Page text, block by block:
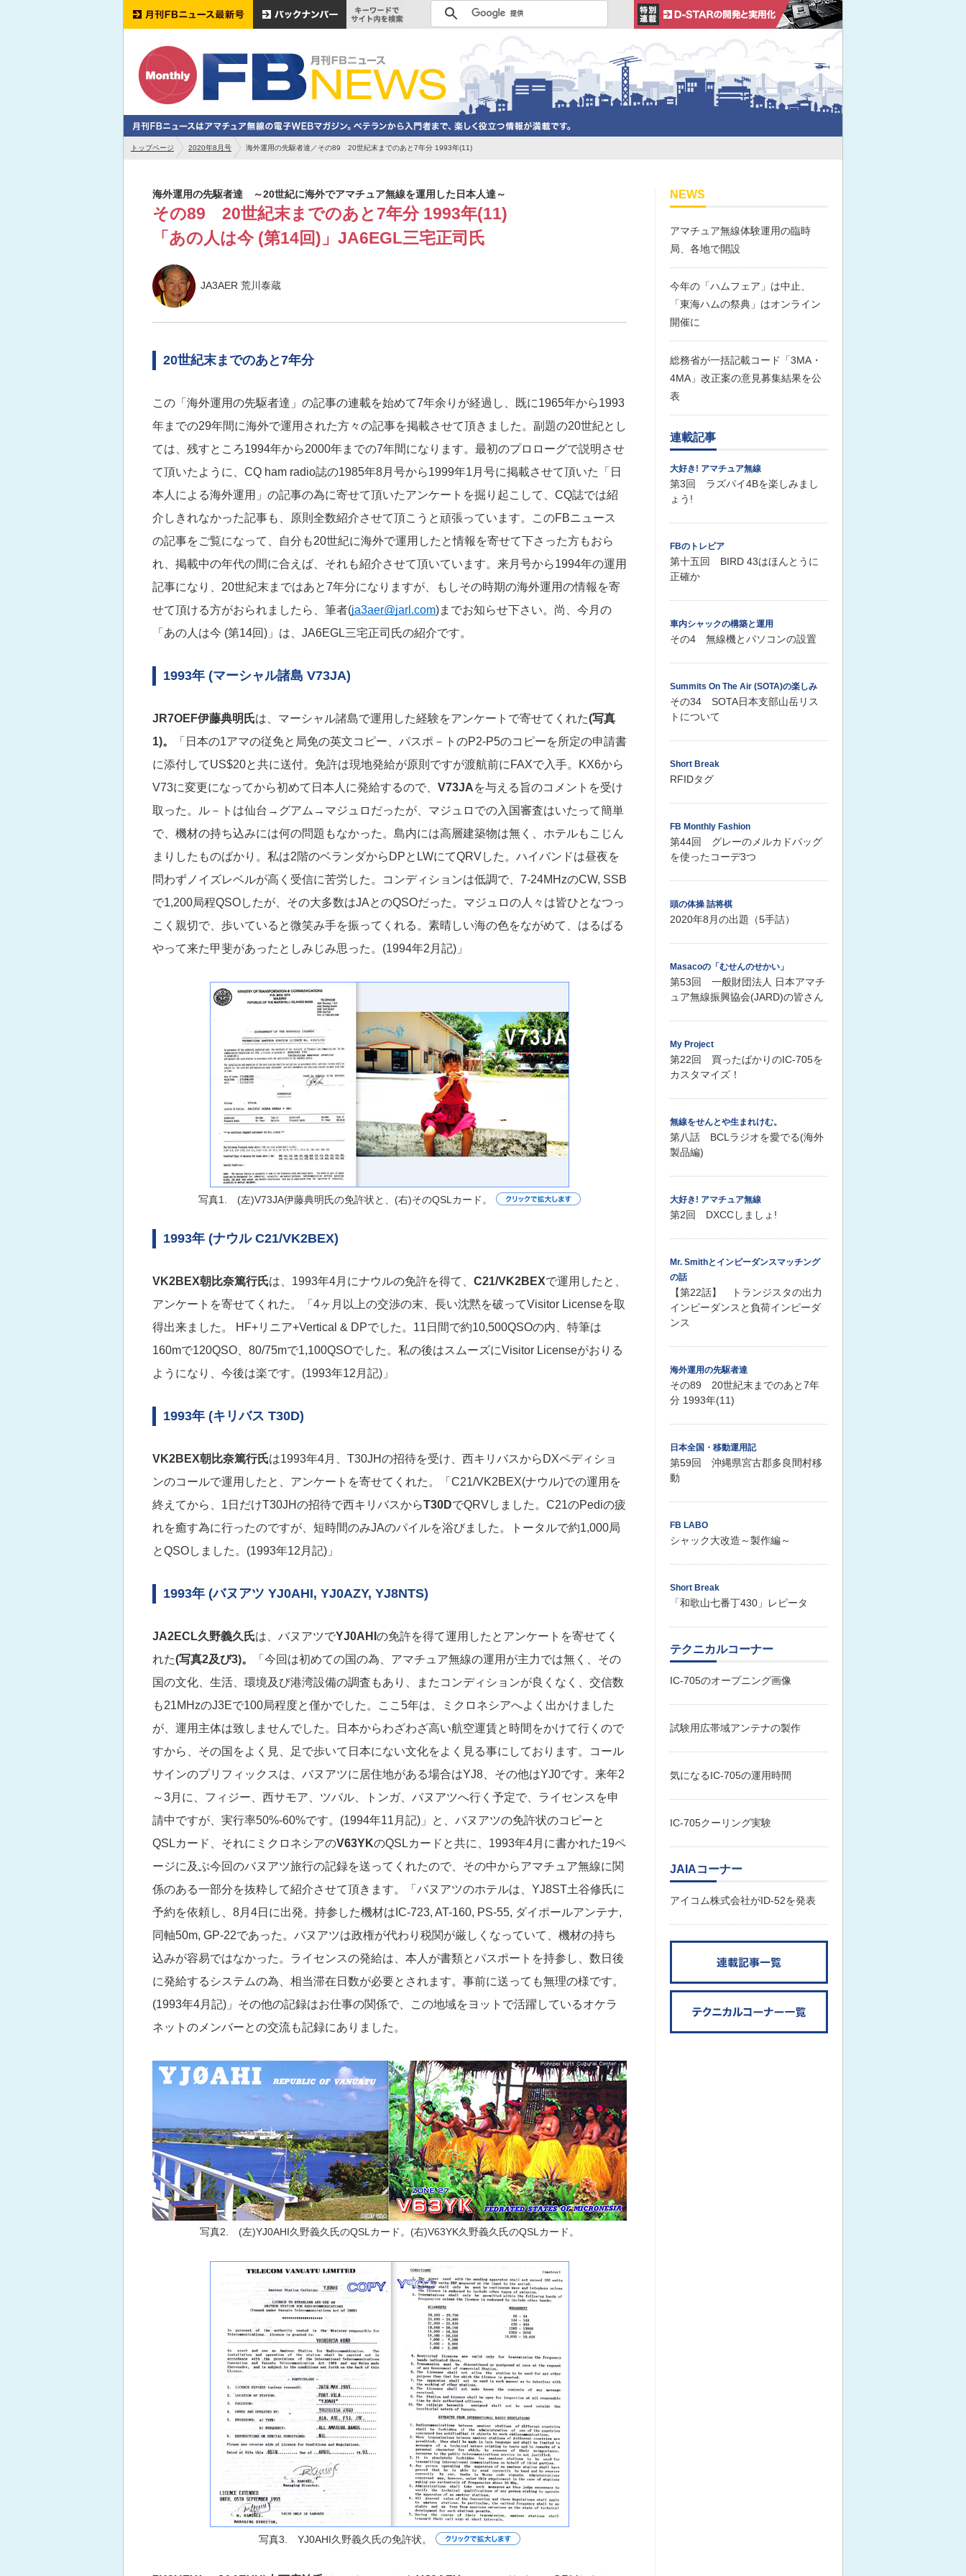
トップページ 2020年8月号 海外運用の先駆者達／その89 20世紀末までのあと7年分 1993年(11)
海外運用の先駆者達 ～20世紀に海外でアマチュア無線を運用した日本人達～
その89 20世紀末までのあと7年分 1993年(11)
「あの人は今 (第14回)」JA6EGL三宅正司氏
JA3AER 荒川泰蔵
20世紀末までのあと7年分
この「海外運用の先駆者達」の記事の連載を始めて7年余りが経過し、既に1965年から1993
年までの29年間に海外で運用された方々の記事を掲載させて頂きました。副題の20世紀とし
ては、残すところ1994年から2000年までの7年間になります。最初のプロローグで説明させ
て頂いたように、CQ ham radio誌の1985年8月号から1999年1月号に掲載させて頂いた「日
本人による海外運用」の記事の為に寄せて頂いたアンケートを掘り起こして、CQ誌では紹
介しきれなかった記事も、原則全数紹介させて頂こうと頑張っています。このFBニュース
の記事をご覧になって、自分も20世紀に海外で運用したと情報を寄せて下さった方もおら
れ、掲載中の年代の間に合えば、それも紹介させて頂いています。来月号から1994年の運用
記事になり、20世紀末まではあと7年分になりますが、もしその時期の海外運用の情報を寄
せて頂ける方がおられましたら、筆者(ja3aer@jarl.com)までお知らせ下さい。尚、今月の
「あの人は今 (第14回)」は、JA6EGL三宅正司氏の紹介です。
1993年 (マーシャル諸島 V73JA)
JR7OEF伊藤典明氏は、マーシャル諸島で運用した経験をアンケートで寄せてくれた(写真
1)。
「日本の1アマの従免と局免の英文コピー、パスポ－トのP2-P5のコピーを所定の申請書
に添付してUS$20と共に送付。免許は現地発給が原則ですが渡航前にFAXで入手。KX6から
V73に変更になってから初めて日本人に発給するので、 V73JAを与える旨のコメントを受け
取った。ル－トは仙台→グアム→マジュロだったが、マジュロでの入国審査はいたって簡単
で、機材の持ち込みには何の問題もなかった。島内には高層建築物は無く、ホテルもこじん
まりしたものばかり。私は2階のベランダからDPとLWにてQRVした。ハイバンドは昼夜を
問わずノイズレベルが高く受信に苦労した。コンディションは低調で、7-24MHzのCW, SSB
で1,200局程QSOしたが、その大多数はJAとのQSOだった。マジュロの人々は皆ひとなつっ
こく親切で、歩いていると微笑み手を振ってくれる。素晴しい海の色をながめて、はるばる
やって来た甲斐があったとしみじみ思った。(1994年2月記)」
写真1. (左)V73JA伊藤典明氏の免許状と、(右)そのQSLカード。
1993年 (ナウル C21/VK2BEX)
VK2BEX朝比奈篤行氏は、1993年4月にナウルの免許を得て、 C21/VK2BEXで運用したと、
アンケートを寄せてくれた。「4ヶ月以上の交渉の末、長い沈黙を破ってVisitor Licenseを取
得出来ました。 HF+リニア+Vertical & DPでした。11日間で約10,500QSOの内、特筆は
160mで120QSO、80/75mで1,100QSOでした。私の後はスムーズにVisitor Licenseがおりる
ようになり、今後は楽です。(1993年12月記)」
1993年 (キリバス T30D)
VK2BEX朝比奈篤行氏は1993年4月、T30JHの招待を受け、西キリバスからDXペディショ
ンのコールで運用したと、アンケートを寄せてくれた。「C21/VK2BEX(ナウル)での運用を
終えてから、1日だけT30JHの招待で西キリバスからT30DでQRVしました。C21のPediの疲
れを癒す為に行ったのですが、短時間のみJAのパイルを浴びました。トータルで約1,000局
とQSOしました。(1993年12月記)」
1993年 (バヌアツ YJ0AHI, YJ0AZY, YJ8NTS)
JA2ECL久野義久氏は、バヌアツでYJ0AHI の免許を得て運用したとアンケートを寄せてく
れた(写真2及び3)。
「今回は初めての国の為、アマチュア無線の運用が主力では無く、その
国の文化、生活、環境及び港湾設備の調査もあり、またコンディションが良くなく、交信数
も21MHzのJ3Eで100局程度と僅かでした。ここ5年は、ミクロネシアへよく出かけました
が、運用主体は致しませんでした。日本からわざわざ高い航空運賃と時間をかけて行くので
すから、その国をよく見、足で歩いて日本にない文化をよく見る事にしております。コール
サインのプリフィックスは、バヌアツに居住地がある場合はYJ8、その他はYJ0です。来年2
～3月に、フィジー、西サモア、ツバル、トンガ、バヌアツへ行く予定で、ライセンスを申
請中ですが、実行率50%-60%です。(1994年11月記)」と、バヌアツの免許状のコピーと
QSLカード、それにミクロネシアのV63YKのQSLカードと共に、1993年4月に書かれた19ペ
ージに及ぶ今回のバヌアツ旅行の記録を送ってくれたので、その中からアマチュア無線に関
係のある一部分を抜粋して紹介させて頂きます。「バヌアツのホテルは、YJ8ST土谷修氏に
予約を依頼し、8月4日に出発。持参した機材はIC-723, AT-160, PS-55, ダイポールアンテナ,
同軸50m, GP-22であった。バヌアツは政権が代わり税関が厳しくなっていて、機材の持ち
込みが容易ではなかった。ライセンスの発給は、本人が書類とパスポートを持参し、数日後
に発給するシステムの為、相当滞在日数が必要とされます。事前に送っても無理の様です。
(1993年4月記)」その他の記録はお仕事の関係で、この地域をヨットで活躍しているオケラ
ネットのメンバーとの交流も記録にありました。
写真2. (左)YJ0AHI久野義久氏のQSLカード。(右)V63YK久野義久氏のQSLカード。
写真3. YJ0AHI久野義久氏の免許状。
NEWS
アマチュア無線体験運用の臨時
局、各地で開設
今年の「ハムフェア」は中止、
「東海ハムの祭典」はオンライン
開催に
総務省が一括記載コード「3MA・
4MA」改正案の意見募集結果を公
表
連載記事
大好き! アマチュア無線
第3回 ラズパイ4Bを楽しみまし
ょう!
FBのトレビア
第十五回 BIRD 43はほんとうに
正確か
車内シャックの構築と運用
その4 無線機とパソコンの設置
Summits On The Air (SOTA)の楽しみ
その34 SOTA日本支部山岳リス
トについて
Short Break
RFIDタグ
FB Monthly Fashion
第44回 グレーのメルカドバッグ
を使ったコーデ3つ
頭の体操 詰将棋
2020年8月の出題（5手詰）
Masacoの「むせんのせかい」
第53回 一般財団法人 日本アマチ
ュア無線振興協会(JARD)の皆さん
My Project
第22回 買ったばかりのIC-705を
カスタマイズ！
無線をせんとや生まれけむ。
第八話 BCLラジオを愛でる(海外
製品編)
大好き! アマチュア無線
第2回 DXCCしましょ!
Mr. Smithとインピーダンスマッチング
の話
【第22話】 トランジスタの出力
インピーダンスと負荷インピーダ
ンス
海外運用の先駆者達
その89 20世紀末までのあと7年
分 1993年(11)
日本全国・移動運用記
第59回 沖縄県宮古郡多良間村移
動
FB LABO
シャック大改造～製作編～
Short Break
「和歌山七番丁430」レピータ
テクニカルコーナー
IC-705のオープニング画像
試験用広帯域アンテナの製作
気になるIC-705の運用時間
IC-705クーリング実験
JAIAコーナー
アイコム株式会社がID-52を発表